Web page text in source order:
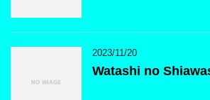
2023/11/20
Watashi no